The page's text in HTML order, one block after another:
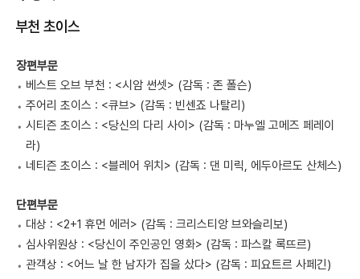
부천 초이스
장편부문
베스트 오브 부천 : <시암 썬셋> (감독 : 존 폴슨)
주어리 초이스 : <큐브> (감독 : 빈센죠 나탈리)
시티즌 초이스 : <당신의 다리 사이> (감독 : 마누엘 고메즈 페레이
라)
네티즌 초이스 : <블레어 위치> (감독 : 댄 미릭, 에두아르도 산체스)
단편부문
대상 : <2+1 휴먼 에러> (감독 : 크리스티앙 브와슬리보)
심사위원상 : <당신이 주인공인 영화> (감독 : 파스칼 록뜨르)
관객상 : <어느 날 한 남자가 집을 샀다> (감독 : 피요트르 사페긴)